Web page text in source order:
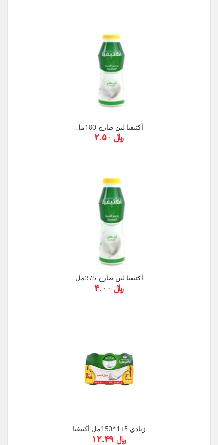
أكتيفيا لبن طازج 180مل
﷼ ۲.۵۰
أكتيفيا لبن طازج 375مل
﷼ ۴.۰۰
زبادي 5+1*150مل أكتيفيا
﷼ ۱۲.۴۹